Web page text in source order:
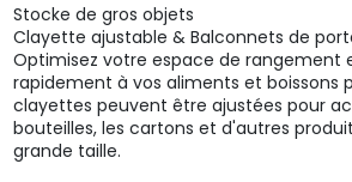
Stocke de gros objets
Clayette ajustable & Balconnets de
Optimisez votre espace de rangement
rapidement à vos aliments et boissons
clayettes peuvent être ajustées pour
bouteilles, les cartons et d'autres
grande taille.